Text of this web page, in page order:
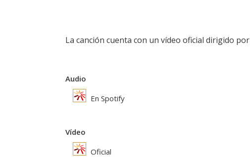
La canción cuenta con un vídeo oficial dirigido por
Audio
En Spotify
Vídeo
Oficial